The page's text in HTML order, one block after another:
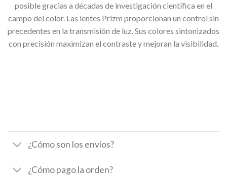
posible gracias a décadas de investigación científica en el
campo del color. Las lentes Prizm proporcionan un control sin
precedentes en la transmisión de luz. Sus colores sintonizados
con precisión maximizan el contraste y mejoran la visibilidad.
¿Cómo son los envíos?
¿Cómo pago la orden?